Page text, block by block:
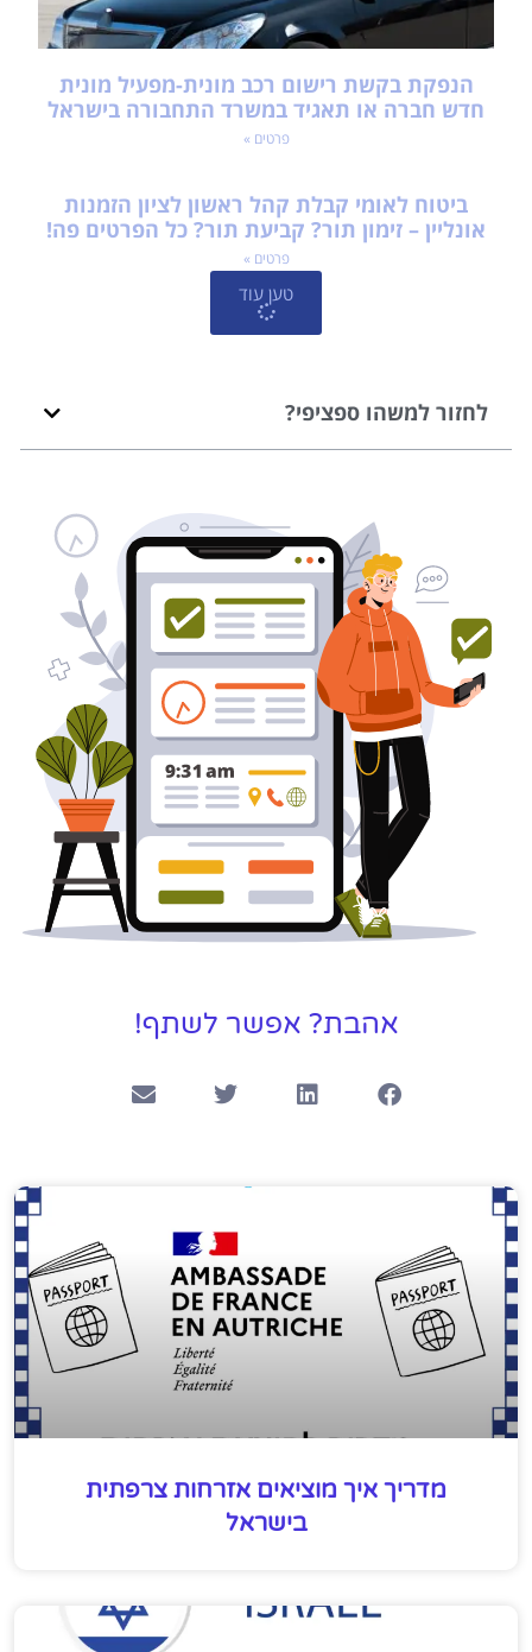
הנפקת בקשת רישום רכב מונית-מפעיל מונית
חדש חברה או תאגיד במשרד התחבורה בישראל
פרטים »
ביטוח לאומי קבלת קהל ראשון לציון הזמנות
אונליין – זימון תור? קביעת תור? כל הפרטים פה!
פרטים »
טען עוד
לחזור למשהו ספציפי?
אהבת? אפשר לשתף!
מדריך איך מוציאים אזרחות צרפתית
בישראל